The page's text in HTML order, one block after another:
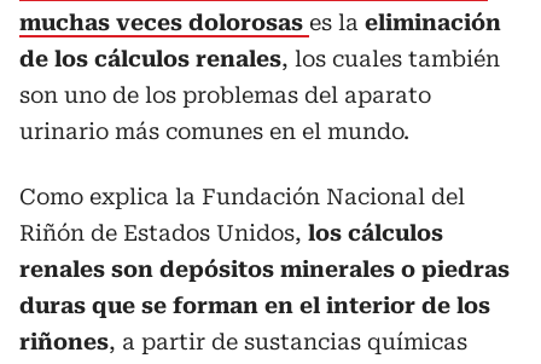
muchas veces dolorosas es la eliminación
de los cálculos renales, los cuales también
son uno de los problemas del aparato
urinario más comunes en el mundo.
Como explica la Fundación Nacional del
Riñón de Estados Unidos, los cálculos
renales son depósitos minerales o piedras
duras que se forman en el interior de los
riñones, a partir de sustancias químicas